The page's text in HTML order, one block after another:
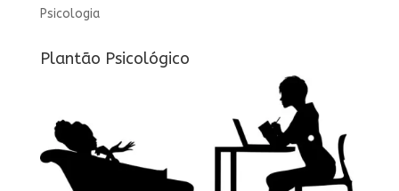
Psicologia
Plantão Psicológico